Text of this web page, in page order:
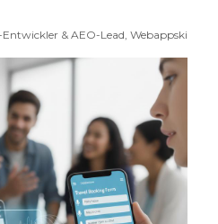
& AEO-Lead, Webappski